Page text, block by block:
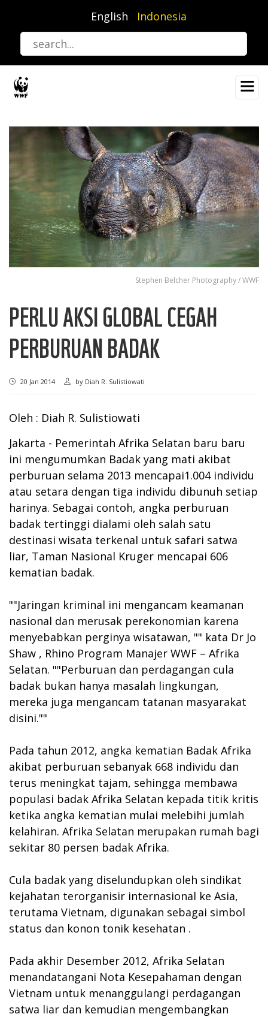
utama
English Indonesia
Stephen ​Belcher Photography / WWF
PERLU AKSI GLOBAL CEGAH
PERBURUAN BADAK
20 Jan 2014 by Diah R. Sulistiowati
Oleh : Diah R. Sulistiowati
Jakarta - Pemerintah Afrika Selatan baru baru
ini mengumumkan Badak yang mati akibat
perburuan selama 2013 mencapai1.004 individu
atau setara dengan tiga individu dibunuh setiap
harinya. Sebagai contoh, angka perburuan
badak tertinggi dialami oleh salah satu
destinasi wisata terkenal untuk safari satwa
liar, Taman Nasional Kruger mencapai 606
kematian badak.
""Jaringan kriminal ini mengancam keamanan
nasional dan merusak perekonomian karena
menyebabkan perginya wisatawan, "" kata Dr Jo
Shaw , Rhino Program Manajer WWF – Afrika
Selatan. ""Perburuan dan perdagangan cula
badak bukan hanya masalah lingkungan,
mereka juga mengancam tatanan masyarakat
disini.""
Pada tahun 2012, angka kematian Badak Afrika
akibat perburuan sebanyak 668 individu dan
terus meningkat tajam, sehingga membawa
populasi badak Afrika Selatan kepada titik kritis
ketika angka kematian mulai melebihi jumlah
kelahiran. Afrika Selatan merupakan rumah bagi
sekitar 80 persen badak Afrika.
Cula badak yang diselundupkan oleh sindikat
kejahatan terorganisir internasional ke Asia,
terutama Vietnam, digunakan sebagai simbol
status dan konon tonik kesehatan .
Pada akhir Desember 2012, Afrika Selatan
menandatangani Nota Kesepahaman dengan
Vietnam untuk menanggulangi perdagangan
satwa liar dan kemudian mengembangkan